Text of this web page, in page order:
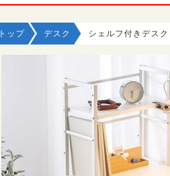
トップ デスク シェルフ付きデス